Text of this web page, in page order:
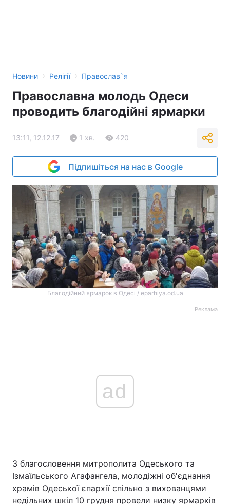
Новини › Релігії › Православ`я
Православна молодь Одеси
проводить благодійні ярмарки
13:11, 12.12.17 1 хв. 420
Підпишіться на нас в Google
Благодійний ярмарок в Одесі / eparhiya.od.ua
Реклама
ad
З благословення митрополита Одеського та
Ізмаїльського Агафангела, молодіжні об'єднання
храмів Одеської єпархії спільно з вихованцями
недільних шкіл 10 грудня провели низку ярмарків